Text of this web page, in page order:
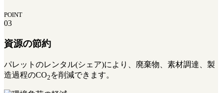
POINT
03
資源の節約
パレットのレンタル(シェア)により、廃棄物、素材調達、製
造過程のCO2 を削減できます。